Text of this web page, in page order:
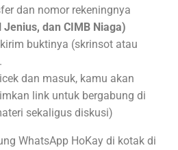
dan nomor rekeningnya
Jenius, dan CIMB Niaga)
buktinya (skrinsot atau
dan masuk, kamu akan
link untuk bergabung di
sekaligus diskusi)
WhatsApp HoKay di kotak di